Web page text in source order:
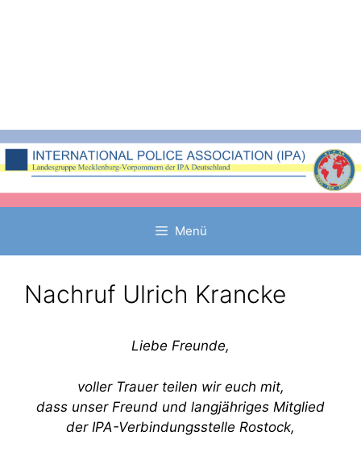
Menü
Nachruf Ulrich Krancke
Liebe Freunde,
voller Trauer teilen wir euch mit,
dass unser Freund und langjähriges Mitglied
der IPA-Verbindungsstelle Rostock,